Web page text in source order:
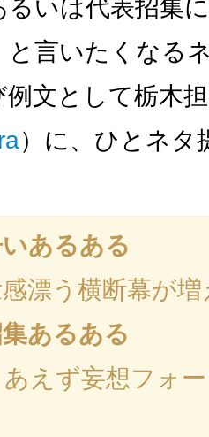
いは代表招集
言いたくなる
文として栃木
）に、ひとネタ
あるある
感漂う横断幕が
あるある
あえず妄想フォ